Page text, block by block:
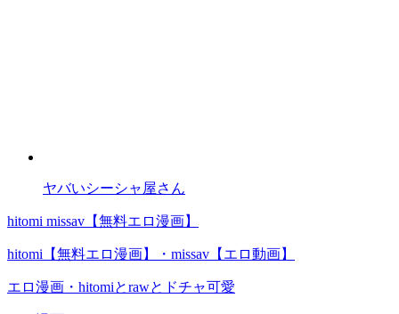
ヤバいシーシャ屋さん
hitomi missav【無料エロ漫画】
hitomi【無料エロ漫画】・missav【エロ動画】
エロ漫画・hitomiとrawとドチャ可愛